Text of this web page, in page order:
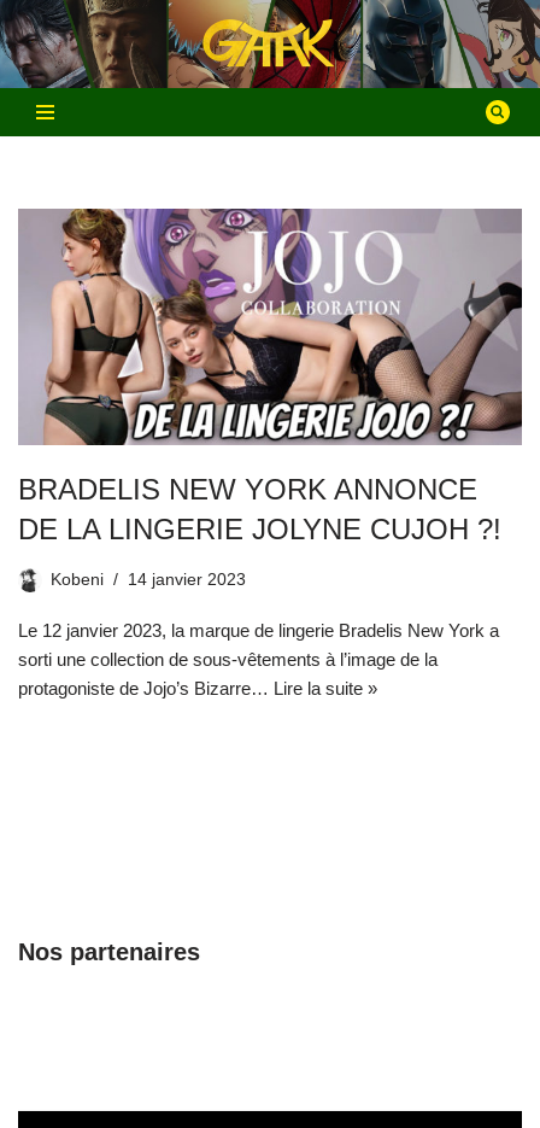
Aller
au
contenu
BRADELIS NEW YORK ANNONCE
DE LA LINGERIE JOLYNE CUJOH ?!
Kobeni 14 janvier 2023
Le 12 janvier 2023, la marque de lingerie Bradelis New York a
sorti une collection de sous-vêtements à l’image de la
protagoniste de Jojo’s Bizarre… Lire la suite »
Nos partenaires